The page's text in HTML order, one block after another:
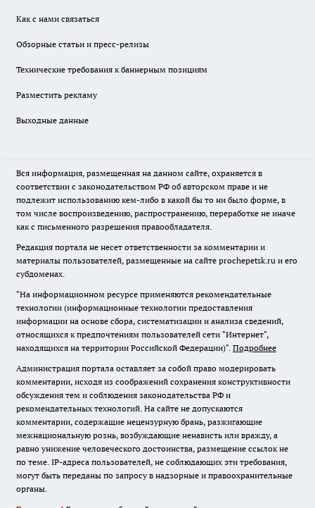
Как с нами связаться
Обзорные статьи и пресс-релизы
Технические требования к баннерным позициям
Разместить рекламу
Выходные данные
Вся информация, размещенная на данном сайте, охраняется в
соответствии с законодательством РФ об авторском праве и не
подлежит использованию кем-либо в какой бы то ни было форме, в
том числе воспроизведению, распространению, переработке не иначе
как с письменного разрешения правообладателя.
Редакция портала не несет ответственности за комментарии и
материалы пользователей, размещенные на сайте prochepetsk.ru и его
субдоменах.
"На информационном ресурсе применяются рекомендательные
технологии (информационные технологии предоставления
информации на основе сбора, систематизации и анализа сведений,
относящихся к предпочтениям пользователей сети "Интернет",
находящихся на территории Российской Федерации)". Подробнее
Администрация портала оставляет за собой право модерировать
комментарии, исходя из соображений сохранения конструктивности
обсуждения тем и соблюдения законодательства РФ и
рекомендательных технологий. На сайте не допускаются
комментарии, содержащие нецензурную брань, разжигающие
межнациональную рознь, возбуждающие ненависть или вражду, а
равно унижение человеческого достоинства, размещение ссылок не
по теме. IP-адреса пользователей, не соблюдающих эти требования,
могут быть переданы по запросу в надзорные и правоохранительные
органы.